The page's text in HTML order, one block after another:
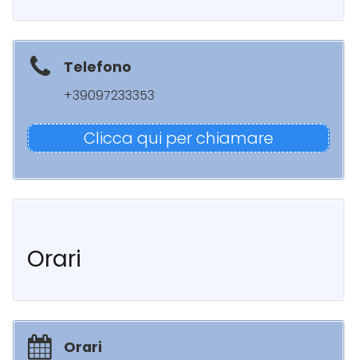
Telefono
+39097233353
Clicca qui per chiamare
Orari
Orari